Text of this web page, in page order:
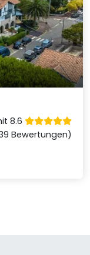
8.6
Bewertungen)